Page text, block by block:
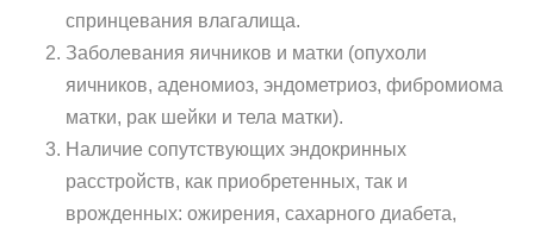
спринцевания влагалища.
Заболевания яичников и матки (опухоли
яичников, аденомиоз, эндометриоз, фибромиома
матки, рак шейки и тела матки).
Наличие сопутствующих эндокринных
расстройств, как приобретенных, так и
врожденных: ожирения, сахарного диабета,